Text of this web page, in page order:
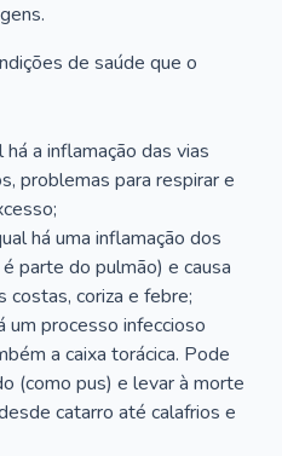
de saúde que o
a inflamação das vias
problemas para respirar e
há uma inflamação dos
parte do pulmão) e causa
costas, coriza e febre;
um processo infeccioso
a caixa torácica. Pode
(como pus) e levar à morte
catarro até calafrios e